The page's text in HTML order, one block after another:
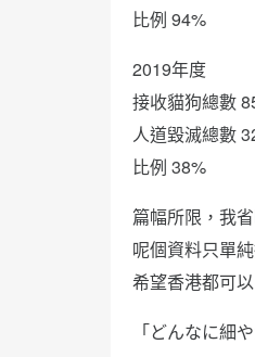
比例 94%
2019年度
接收貓狗總數
人道毀滅總數
比例 38%
篇幅所限，我
呢個資料只單
希望香港都可以
「どんなに細